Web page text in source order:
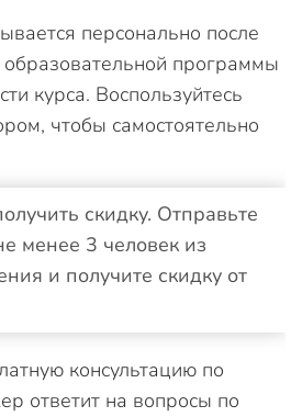
персонально после
образовательной программы
курса. Воспользуйтесь
чтобы самостоятельно
скидку. Отправьте
менее 3 человек из
и получите скидку от
консультацию по
ответит на вопросы по